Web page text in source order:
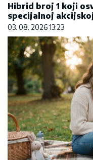
Hibrid broj 1 koji
specijalnoj
03. 08. 2026 13:23